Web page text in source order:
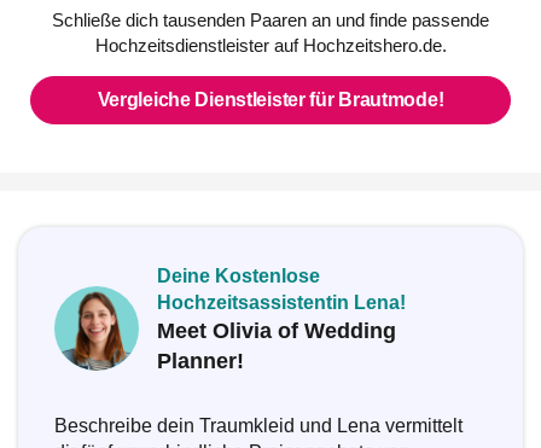
Schließe dich tausenden Paaren an und finde passende
Hochzeitsdienstleister auf Hochzeitshero.de.
Vergleiche Dienstleister für Brautmode!
Deine Kostenlose
Hochzeitsassistentin Lena!
Meet Olivia of Wedding
Planner!
Beschreibe dein Traumkleid und Lena vermittelt